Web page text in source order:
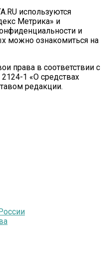
используются
Метрика» и
и
можно ознакомиться на
права в соответствии с
1 «О средствах
редакции.